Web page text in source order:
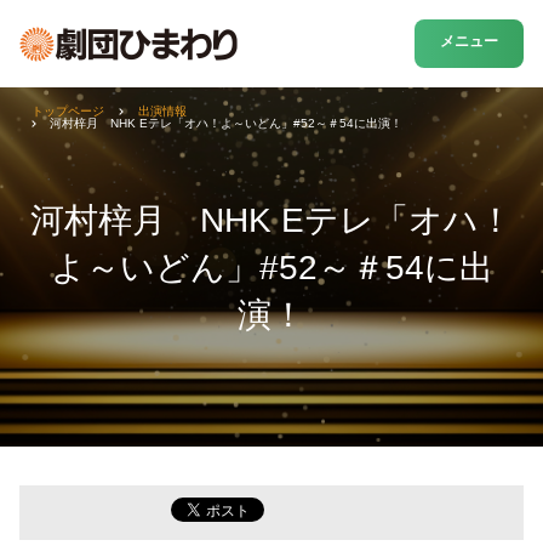
メニュー
河村梓月 NHK Eテレ「オハ！
よ～いどん」#52～＃54に出
演！
トップページ
出演情報
河村梓月 NHK Eテレ「オハ！よ～いどん」#52～＃54に出演！